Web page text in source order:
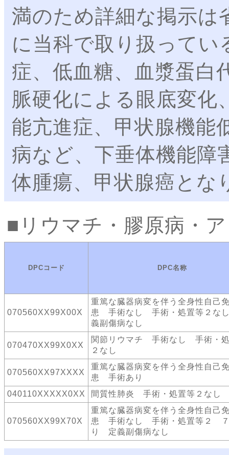
満のため詳細な掲示は
に当科で取り扱ってい
症、低血糖、血漿蛋白
脈硬化による眼底変化
能亢進症、甲状腺機能
病など、下垂体機能障
体腫瘍、甲状腺癌とな
リウマチ・膠原病・
DPCコード DPC名称
070560XX99X00X
重篤な臓器病変を伴う全身性自己
患 手術なし 手術・処置等２な
義副傷病なし
070470XX99X0XX
関節リウマチ 手術なし 手術・
２なし
070560XX97XXXX
重篤な臓器病変を伴う全身性自己
患 手術あり
040110XXXXX0XX
間質性肺炎 手術・処置等２なし
070560XX99X70X
重篤な臓器病変を伴う全身性自己
患 手術なし 手術・処置等２
り 定義副傷病なし